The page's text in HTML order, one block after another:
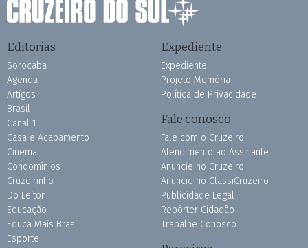
Editorias
Sorocaba
Agenda
Artigos
Brasil
Canal 1
Casa e Acabamento
Cinema
Condomínios
Cruzeirinho
Do Leitor
Educação
Educa Mais Brasil
Esporte
Expediente
Expediente
Projeto Memória
Política de Privacidade
Fale conosco
Fale com o Cruzeiro
Atendimento ao Assinante
Anuncie no Cruzeiro
Anuncie no ClassiCruzeiro
Publicidade Legal
Repórter Cidadão
Trabalhe Conosco